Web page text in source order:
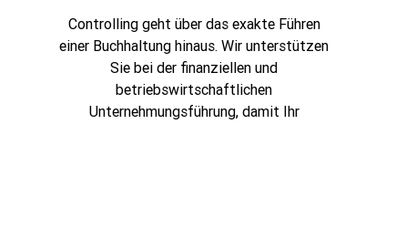
Controlling geht über das exakte Führen
einer Buchhaltung hinaus. Wir unterstützen
Sie bei der finanziellen und
betriebswirtschaftlichen
Unternehmungsführung, damit Ihr